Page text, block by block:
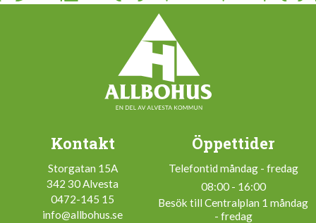
Kontakt
Storgatan 15A
342 30 Alvesta
0472-145 15
info@allbohus.se
Öppettider
Telefontid måndag - fredag
08:00 - 16:00
Besök till Centralplan 1 måndag
- fredag